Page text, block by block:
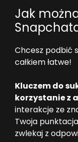
Jak
Chcesz podbić
całkiem łatwe!
Kluczem do
korzystanie z
interakcje ze
Twoja
zwlekaj z